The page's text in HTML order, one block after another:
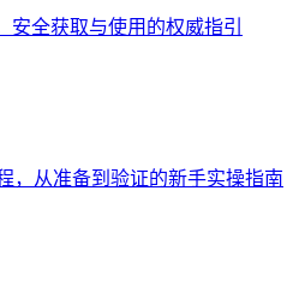
安全获取与使用的权威指引
，从准备到验证的新手实操指南